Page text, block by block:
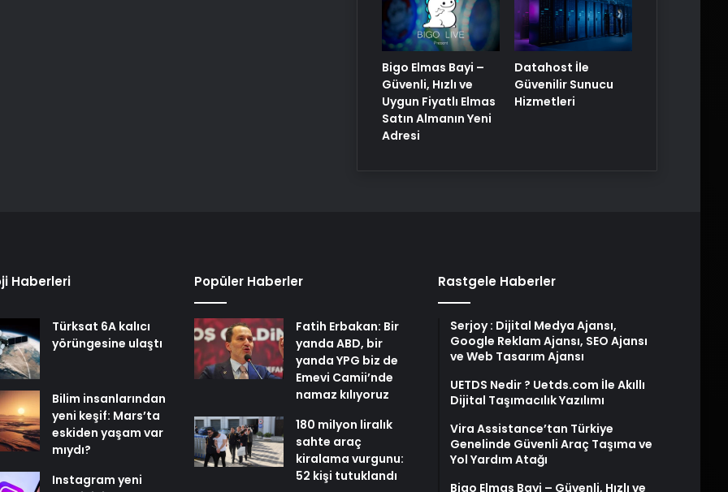
Bigo Elmas Bayi –
Güvenli, Hızlı ve
Uygun Fiyatlı Elmas
Satın Almanın Yeni
Adresi
Datahost İle
Güvenilir Sunucu
Hizmetleri
Haberleri
Türksat 6A kalıcı
yörüngesine ulaştı
Bilim insanlarından
yeni keşif: Mars’ta
eskiden yaşam var
mıydı?
Instagram yeni
Popüler Haberler
Fatih Erbakan: Bir
yanda ABD, bir
yanda YPG biz de
Emevi Camii’nde
namaz kılıyoruz
180 milyon liralık
sahte araç
kiralama vurgunu:
52 kişi tutuklandı
Rastgele Haberler
Serjoy : Dijital Medya Ajansı,
Google Reklam Ajansı, SEO Ajansı
ve Web Tasarım Ajansı
UETDS Nedir ? Uetds.com İle Akıllı
Dijital Taşımacılık Yazılımı
Vira Assistance’tan Türkiye
Genelinde Güvenli Araç Taşıma ve
Yol Yardım Atağı
Bigo Elmas Bayi – Güvenli, Hızlı ve